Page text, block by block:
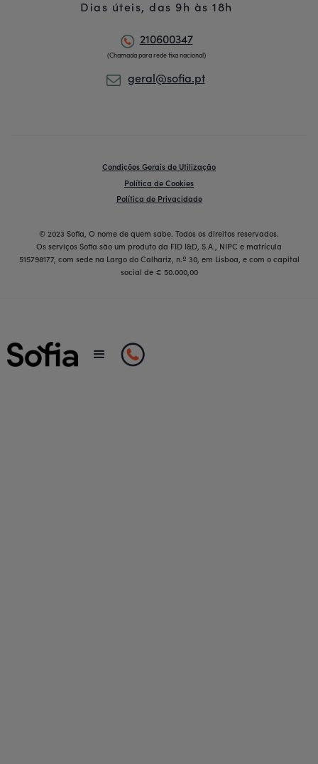
Dias úteis, das 9h às 18h
210600347
(Chamada para rede fixa nacional)
geral@sofia.pt
Condições Gerais de Utilização
Política de Cookies
Política de Privacidade
© 2023 Sofia, O nome de quem sabe. Todos os direitos reservados.
Os serviços Sofia são um produto da FID I&D, S.A., NIPC e matrícula
515798177, com sede na Largo do Calhariz, n.º 30, em Lisboa, e com o capital
social de € 50.000,00